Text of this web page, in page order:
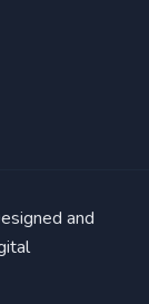
and